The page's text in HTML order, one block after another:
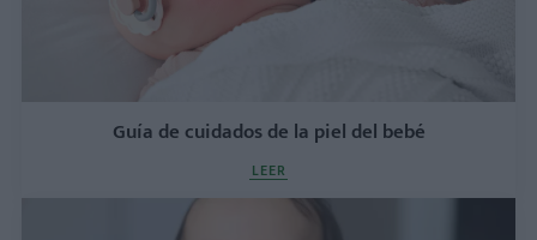
Guía de cuidados de la piel del bebé
LEER